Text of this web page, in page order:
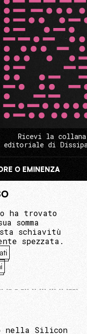
Ricevi la collana
editoriale di
O EMINENZA
ha trovato
somma
schiavitù
spezzata.
nella Silicon